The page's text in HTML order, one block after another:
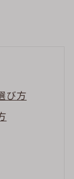
び方